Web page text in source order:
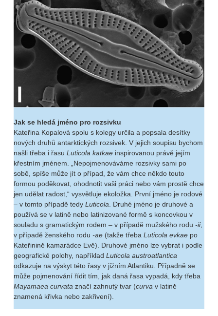
Jak se hledá jméno pro rozsivku
Kateřina Kopalová spolu s kolegy určila a popsala desítky
nových druhů antarktických rozsivek. V jejich soupisu bychom
našli třeba i řasu Luticola katkae inspirovanou právě jejím
křestním jménem. „Nepojmenováváme rozsivky sami po
sobě, spíše může jít o případ, že vám chce někdo touto
formou poděkovat, ohodnotit vaši práci nebo vám prostě chce
jen udělat radost,“ vysvětluje ekoložka. První jméno je rodové
– v tomto případě tedy Luticola. Druhé jméno je druhové a
používá se v latině nebo latinizované formě s koncovkou v
souladu s gramatickým rodem – v případě mužského rodu -ii,
v případě ženského rodu -ae (takže třeba Luticola evkae po
Kateřinině kamarádce Evě). Druhové jméno lze vybrat i podle
geografické polohy, například Luticola austroatlantica
odkazuje na výskyt této řasy v jižním Atlantiku. Případně se
může pojmenování řídit tím, jak daná řasa vypadá, kdy třeba
Mayamaea curvata značí zahnutý tvar (curva v latině
znamená křivka nebo zakřivení).